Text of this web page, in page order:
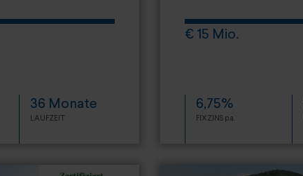
36 Monate
LAUFZEIT
€ 15 Mio.
6,75%
FIXZINS p.a.